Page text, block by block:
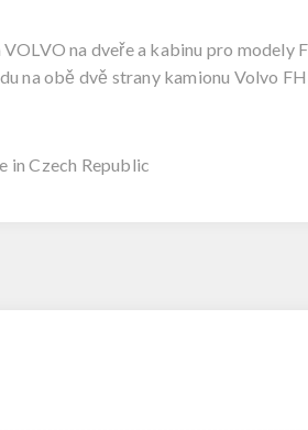
na dveře a kabinu pro modely
na obě dvě strany kamionu Volvo